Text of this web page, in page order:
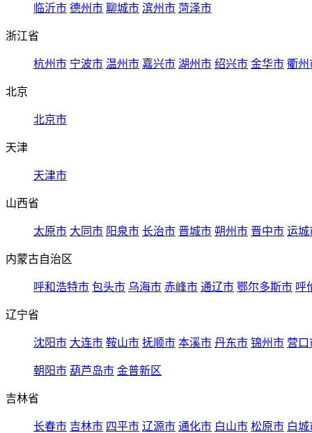
临沂市 德州市 聊城市 滨州市 菏泽市
浙江省
杭州市 宁波市 温州市 嘉兴市 湖州市 绍兴市 金华市 衢州
北京
北京市
天津
天津市
山西省
太原市 大同市 阳泉市 长治市 晋城市 朔州市 晋中市 运城
内蒙古自治区
呼和浩特市 包头市 乌海市 赤峰市 通辽市 鄂尔多斯市 呼
辽宁省
沈阳市 大连市 鞍山市 抚顺市 本溪市 丹东市 锦州市 营口
朝阳市 葫芦岛市 金普新区
吉林省
长春市 吉林市 四平市 辽源市 通化市 白山市 松原市 白城